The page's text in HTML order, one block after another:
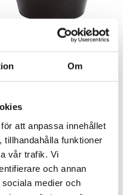
Om
att anpassa innehållet
tillhandahålla funktioner
vår trafik. Vi
och annan
medier och
3,5 liter
539